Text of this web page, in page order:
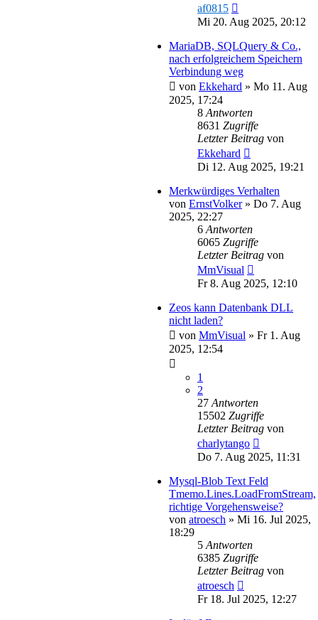
af0815
Mi 20. Aug 2025, 20:12
MariaDB, SQLQuery & Co.,
nach erfolgreichem Speichern
Verbindung weg
von Ekkehard » Mo 11. Aug
2025, 17:24
8 Antworten
8631 Zugriffe
Letzter Beitrag von
Ekkehard
Di 12. Aug 2025, 19:21
Merkwürdiges Verhalten
von ErnstVolker» Do 7. Aug
2025, 22:27
6 Antworten
6065 Zugriffe
Letzter Beitrag von
MmVisual
Fr 8. Aug 2025, 12:10
Zeos kann Datenbank DLL
nicht laden?
von MmVisual » Fr 1. Aug
2025, 12:54
1
2
27 Antworten
15502 Zugriffe
Letzter Beitrag von
charlytango
Do 7. Aug 2025, 11:31
Mysql-Blob Text Feld
Tmemo.Lines.LoadFromStream,
richtige Vorgehensweise?
von atroesch » Mi 16. Jul 2025,
18:29
5 Antworten
6385 Zugriffe
Letzter Beitrag von
atroesch
Fr 18. Jul 2025, 12:27